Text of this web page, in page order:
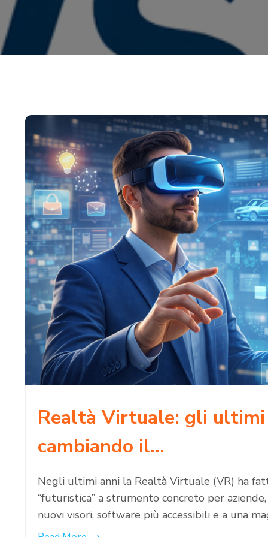
Realtà Virtuale: gli
cambiando il…
Negli ultimi anni la Realtà Virtuale (VR) ha
“futuristica” a strumento concreto per
nuovi visori, software più accessibili e a una